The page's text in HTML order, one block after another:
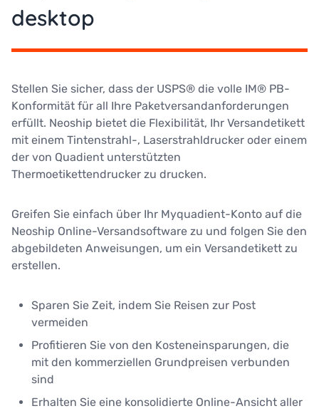
desktop
Stellen Sie sicher, dass der USPS® die volle IM® PB-
Konformität für all Ihre Paketversandanforderungen
erfüllt. Neoship bietet die Flexibilität, Ihr Versandetikett
mit einem Tintenstrahl-, Laserstrahldrucker oder einem
der von Quadient unterstützten
Thermoetikettendrucker zu drucken.
Greifen Sie einfach über Ihr Myquadient-Konto auf die
Neoship Online-Versandsoftware zu und folgen Sie den
abgebildeten Anweisungen, um ein Versandetikett zu
erstellen.
Sparen Sie Zeit, indem Sie Reisen zur Post
vermeiden
Profitieren Sie von den Kosteneinsparungen, die
mit den kommerziellen Grundpreisen verbunden
sind
Erhalten Sie eine konsolidierte Online-Ansicht aller